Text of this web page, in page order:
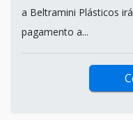
a Beltramini Plásticos
pagamento a...